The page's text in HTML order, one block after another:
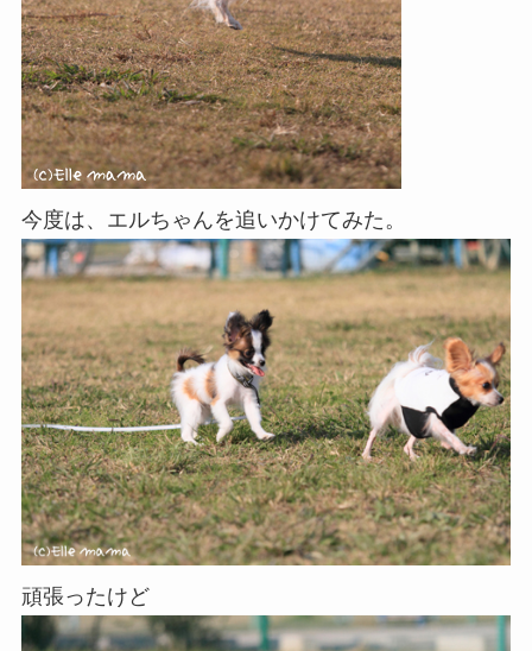
今度は、エルちゃんを追いかけてみた。
頑張ったけど